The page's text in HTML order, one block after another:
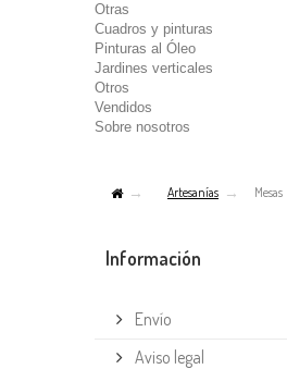
Otras
Cuadros y pinturas
Pinturas al Óleo
Jardines verticales
Otros
Vendidos
Sobre nosotros
Artesanías Mesas
Información
Envío
Aviso legal